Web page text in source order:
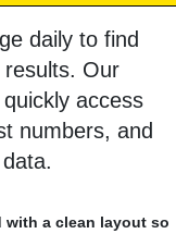
daily to find
Our
access
numbers, and
a clean layout so